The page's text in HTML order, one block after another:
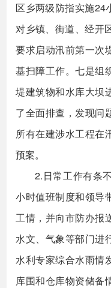
区乡两级防指实施24
对乡镇、街道、经开
要求启动汛前第一次
基扫障工作。七是组
堤建筑物和水库大坝
了全面排查，发现问
所有在建涉水工程在
预案。
2.日常工作有条
小时值班制度和领导
工情，并向市防办报
水文、气象等部门进
水利专家综合水雨情
库围和仓库物资储备